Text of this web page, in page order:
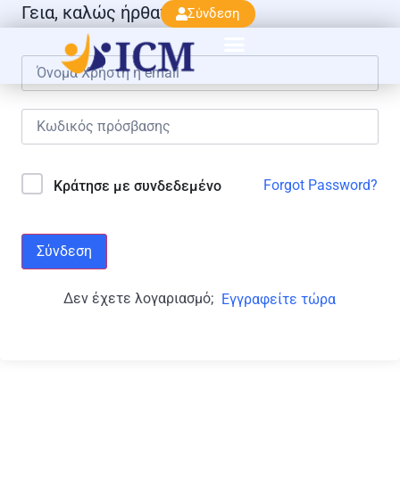
Σύνδεση
Γεια, καλώς ήρθατε πάλι!
Κράτησε με συνδεδεμένο Forgot Password?
Σύνδεση
Δεν έχετε λογαριασμό; Εγγραφείτε τώρα